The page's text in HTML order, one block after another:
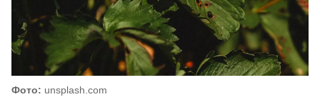
Фото: unsplash.com